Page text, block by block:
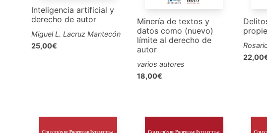
Inteligencia artificial y
derecho de autor
Miguel L. Lacruz Mantecón
25,00€
Minería de textos y
datos como (nuevo)
límite al derecho de
autor
varios autores
18,00€